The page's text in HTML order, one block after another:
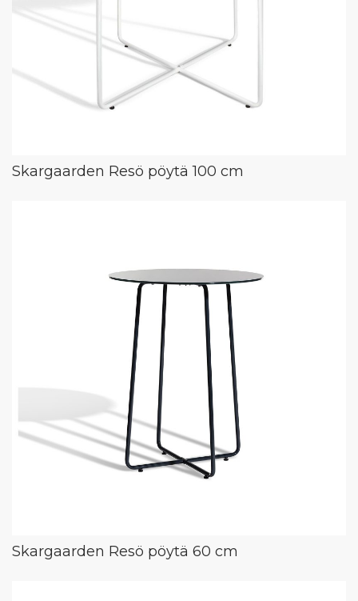
Skargaarden Resö pöytä 100 cm
Skargaarden Resö pöytä 60 cm